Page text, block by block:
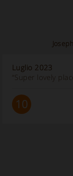
Luglio 2023
“Super lovely
10